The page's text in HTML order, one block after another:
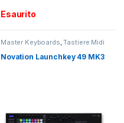
Esaurito
Master Keyboards,Tastiere Midi
e Master Keyboard
Novation Launchkey 49 MK3